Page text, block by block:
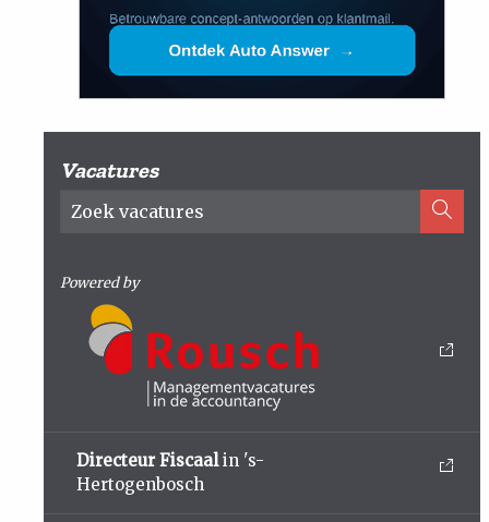
Vacatures
Powered by
Directeur Fiscaalin 's-
Hertogenbosch